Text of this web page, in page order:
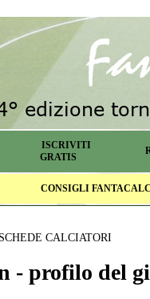
ISCRIVITI
GRATIS
CONSIGLI
CALCIATORI
- profilo del